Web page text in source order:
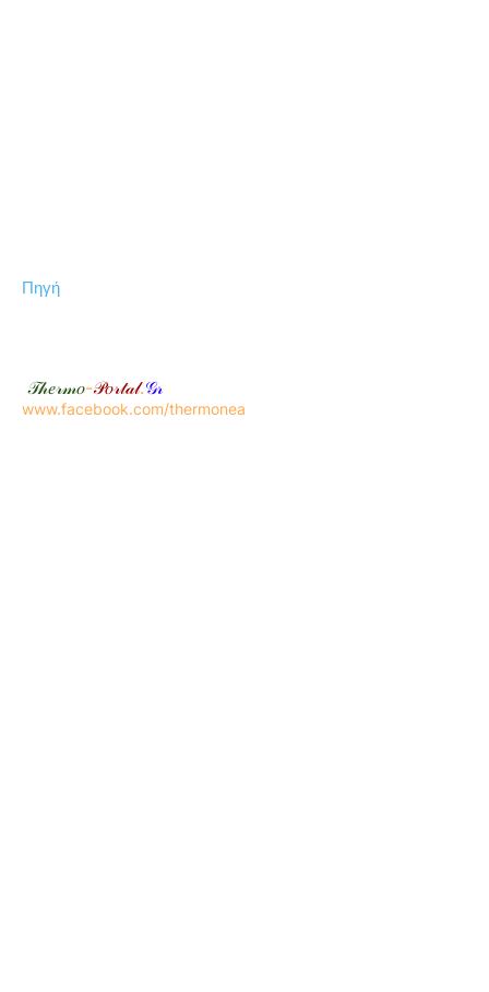
Πηγή
𝒯𝒽𝑒𝓇𝓂𝑜-𝒫𝑜𝓇𝓉𝒶𝓁.𝒢𝓇
www.facebook.com/thermonea